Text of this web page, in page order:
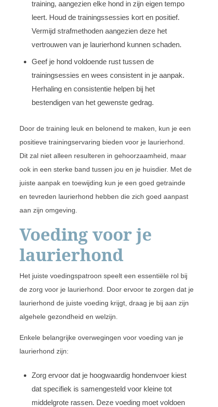
training, aangezien elke hond in zijn eigen tempo
leert. Houd de trainingssessies kort en positief.
Vermijd strafmethoden aangezien deze het
vertrouwen van je laurierhond kunnen schaden.
Geef je hond voldoende rust tussen de
trainingsessies en wees consistent in je aanpak.
Herhaling en consistentie helpen bij het
bestendigen van het gewenste gedrag.
Door de training leuk en belonend te maken, kun je een
positieve trainingservaring bieden voor je laurierhond.
Dit zal niet alleen resulteren in gehoorzaamheid, maar
ook in een sterke band tussen jou en je huisdier. Met de
juiste aanpak en toewijding kun je een goed getrainde
en tevreden laurierhond hebben die zich goed aanpast
aan zijn omgeving.
Voeding voor je
laurierhond
Het juiste voedingspatroon speelt een essentiële rol bij
de zorg voor je laurierhond. Door ervoor te zorgen dat je
laurierhond de juiste voeding krijgt, draag je bij aan zijn
algehele gezondheid en welzijn.
Enkele belangrijke overwegingen voor voeding van je
laurierhond zijn:
Zorg ervoor dat je hoogwaardig hondenvoer kiest
dat specifiek is samengesteld voor kleine tot
middelgrote rassen. Deze voeding moet voldoen